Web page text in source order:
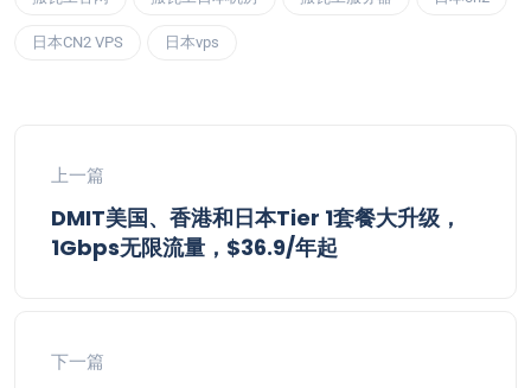
日本CN2 VPS 日本vps
上一篇
DMIT美国、香港和日本Tier 1套餐大升级，
1Gbps无限流量，$36.9/年起
下一篇